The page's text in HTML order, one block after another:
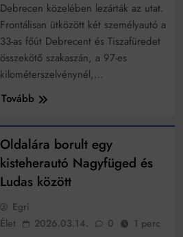
Debrecen közelében lezárták az utat.
Frontálisan ütközött két személyautó a
33-as főút Debrecent és Tiszafüredet
összekötő szakaszán, a 97-es
kilométerszelvénynél,…
Tovább
Oldalára borult egy
kisteherautó Nagyfüged és
Ludas között
Egri
Élet
2026.03.14. 0 1 perc